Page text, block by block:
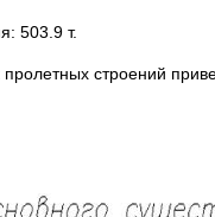
503.9 т.
строений